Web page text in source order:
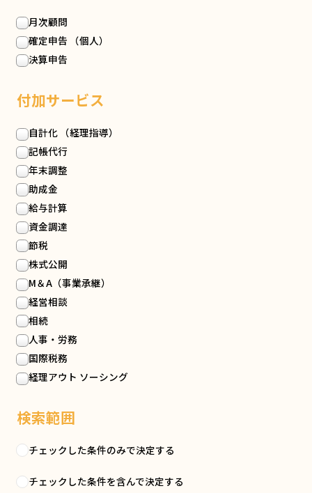
月次顧問
確定申告 （個人）
決算申告
付加サービス
自計化 （経理指導）
記帳代行
年末調整
助成金
給与計算
資金調達
節税
株式公開
M＆A（事業承継）
経営相談
相続
人事・労務
国際税務
経理アウト ソーシング
検索範囲
チェックした条件のみで決定する
チェックした条件を含んで決定する